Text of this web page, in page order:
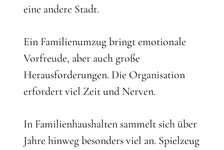
eine andere Stadt.
Ein Familienumzug bringt emotionale
Vorfreude, aber auch große
Herausforderungen. Die Organisation
erfordert viel Zeit und Nerven.
In Familienhaushalten sammelt sich über
Jahre hinweg besonders viel an. Spielzeug